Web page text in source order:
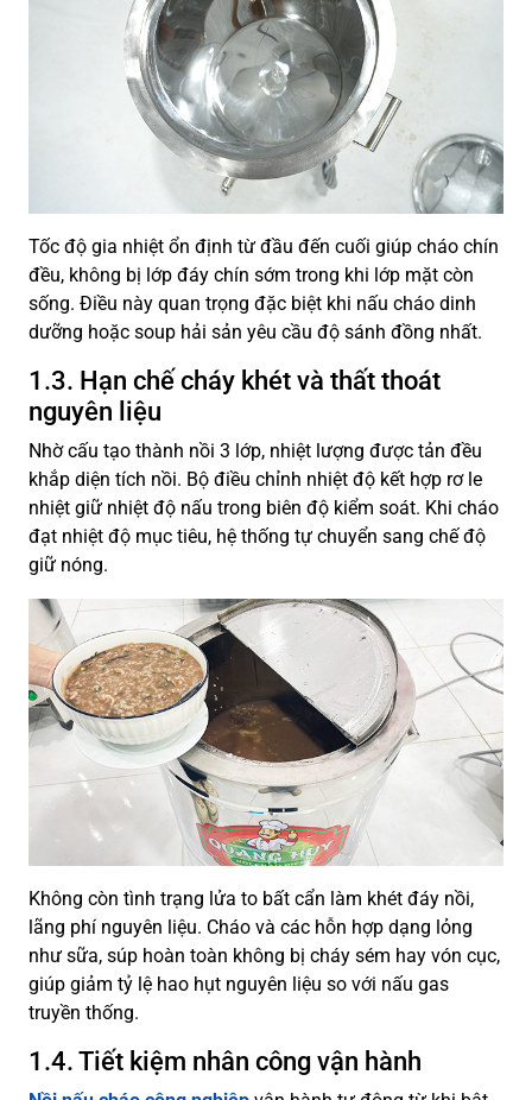
Tốc độ gia nhiệt ổn định từ đầu đến cuối giúp cháo chín
đều, không bị lớp đáy chín sớm trong khi lớp mặt còn
sống. Điều này quan trọng đặc biệt khi nấu cháo dinh
dưỡng hoặc soup hải sản yêu cầu độ sánh đồng nhất.
1.3. Hạn chế cháy khét và thất thoát
nguyên liệu
Nhờ cấu tạo thành nồi 3 lớp, nhiệt lượng được tản đều
khắp diện tích nồi. Bộ điều chỉnh nhiệt độ kết hợp rơ le
nhiệt giữ nhiệt độ nấu trong biên độ kiểm soát. Khi cháo
đạt nhiệt độ mục tiêu, hệ thống tự chuyển sang chế độ
giữ nóng.
Không còn tình trạng lửa to bất cẩn làm khét đáy nồi,
lãng phí nguyên liệu. Cháo và các hỗn hợp dạng lỏng
như sữa, súp hoàn toàn không bị cháy sém hay vón cục,
giúp giảm tỷ lệ hao hụt nguyên liệu so với nấu gas
truyền thống.
1.4. Tiết kiệm nhân công vận hành